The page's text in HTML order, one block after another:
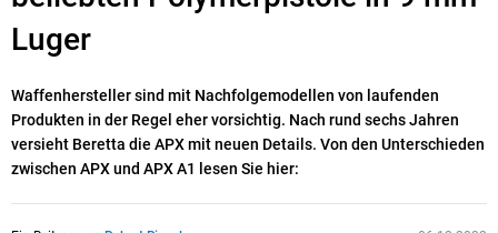
Luger
Waffenhersteller sind mit Nachfolgemodellen von laufenden
Produkten in der Regel eher vorsichtig. Nach rund sechs Jahren
versieht Beretta die APX mit neuen Details. Von den Unterschieden
zwischen APX und APX A1 lesen Sie hier: